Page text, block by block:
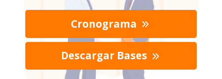
Cronograma
Descargar Bases